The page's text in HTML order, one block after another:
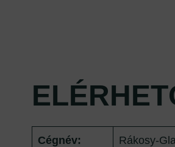
Cégnév: Rákosy-